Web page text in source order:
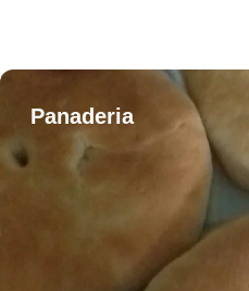
Panaderia